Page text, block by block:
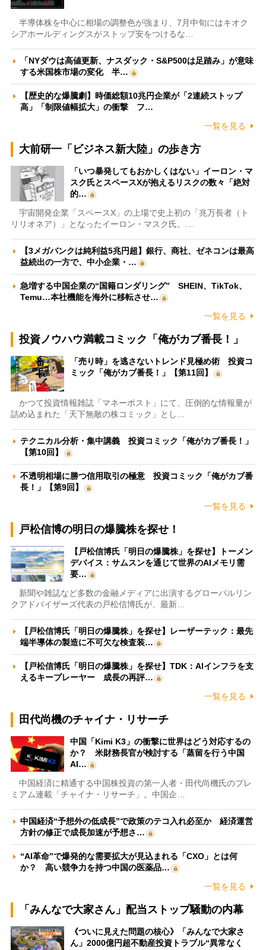
半導体株を中心に相場の調整色が強まり、7月中旬にはキオク
シアホールディングスがストップ安をつけるな…
「NYダウは高値更新、ナスダック・S&P500は足踏み」が意味
する米国株市場の変化 半…
【歴史的な爆騰劇】時価総額10兆円企業が「2連続ストップ
高」「制限値幅拡大」の衝撃 フ…
一覧を見る
大前研一「ビジネス新大陸」の歩き方
「いつ暴発してもおかしくはない」イーロン・マ
スク氏とスペースXが抱えるリスクの数々「絶対
的…
宇宙開発企業「スペースX」の上場で史上初の「兆万長者（ト
リリオネア）」となったイーロン・マスク氏。…
【3メガバンクは純利益5兆円超】銀行、商社、ゼネコンは最高
益続出の一方で、中小企業・…
急増する中国企業の“国籍ロンダリング” SHEIN、TikTok、
Temu…本社機能を海外に移転させ…
一覧を見る
投資ノウハウ満載コミック「俺がカブ番長！」
「売り時」を逃さないトレンド見極め術 投資コ
ミック「俺がカブ番長！」【第11回】
かつて投資情報雑誌「マネーポスト」にて、圧倒的な情報量が
詰め込まれた「天下無敵の株コミック」とし…
テクニカル分析・集中講義 投資コミック「俺がカブ番長！」
【第10回】
不透明相場に勝つ信用取引の極意 投資コミック「俺がカブ番
長！」【第9回】
一覧を見る
戸松信博の明日の爆騰株を探せ！
【戸松信博氏「明日の爆騰株」を探せ】トーメン
デバイス：サムスンを通じて世界のAIメモリ需
要…
新聞や雑誌など多数の金融メディアに出演するグローバルリン
クアドバイザーズ代表の戸松信博氏が、最新…
【戸松信博氏「明日の爆騰株」を探せ】レーザーテック：最先
端半導体の製造に不可欠な検査装…
【戸松信博氏「明日の爆騰株」を探せ】TDK：AIインフラを支
えるキープレーヤー 成長の再評…
一覧を見る
田代尚機のチャイナ・リサーチ
中国「Kimi K3」の衝撃に世界はどう対応するの
か？ 米財務長官が検討する「蒸留を行う中国
AI…
中国経済に精通する中国株投資の第一人者・田代尚機氏のプレ
ミアム連載「チャイナ・リサーチ」。中国企…
中国経済“予想外の低成長”で政策のテコ入れ必至か 経済運営
方針の修正で成長加速が予想さ…
“AI革命”で爆発的な需要拡大が見込まれる「CXO」とは何
か？ 高い競争力を持つ中国の医薬品…
一覧を見る
「みんなで大家さん」配当ストップ騒動の内幕
《ついに見えた問題の核心》「みんなで大家さ
ん」2000億円超不動産投資トラブル“異常なく